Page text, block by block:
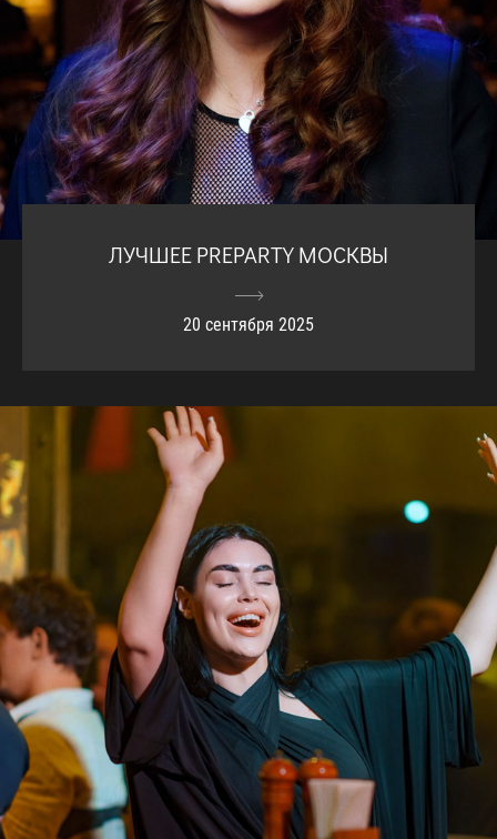
ЛУЧШЕЕ PREPARTY МОСКВЫ
20 сентября 2025